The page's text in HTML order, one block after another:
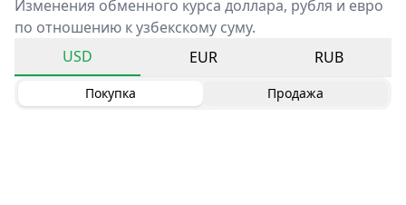
Изменения обменного курса доллара, рубля и евро
по отношению к узбекскому суму.
USD
EUR RUB
Покупка Продажа